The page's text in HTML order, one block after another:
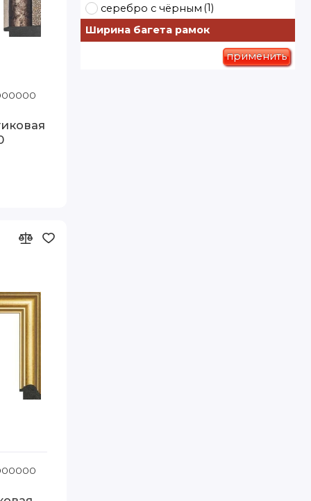
серебро с чёрным (1)
серый(30) синий(8)
синий с белым
(10)
Ширина багета рамок
применить